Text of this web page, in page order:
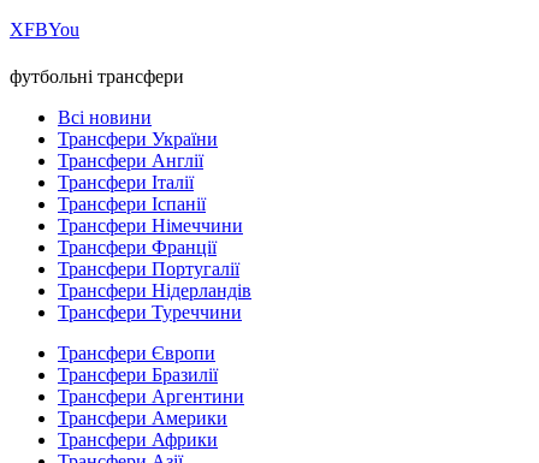
ХFBYou
футбольні трансфери
Всі новини
Трансфери України
Трансфери Англії
Трансфери Італії
Трансфери Іспанії
Трансфери Німеччини
Трансфери Франції
Трансфери Португалії
Трансфери Нідерландів
Трансфери Туреччини
Трансфери Європи
Трансфери Бразилії
Трансфери Аргентини
Трансфери Америки
Трансфери Африки